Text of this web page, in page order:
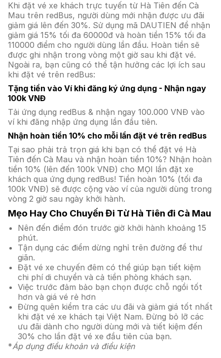
Khi đặt vé xe khách trực tuyến từ Hà Tiên đến Cà
Mau trên redBus, người dùng mới nhận được ưu đãi
giảm giá lên đến 30%. Sử dụng mã DAUTIEN để nhận
giảm giá 15% tối đa 60000đ và hoàn tiền 15% tối đa
110000 điểm cho người dùng lần đầu. Hoàn tiền sẽ
được ghi nhận trong vòng một giờ sau khi đặt vé.
Ngoài ra, bạn cũng có thể tận hưởng các lợi ích sau
khi đặt vé trên redBus:
Tặng tiền vào Ví khi đăng ký ứng dụng - Nhận ngay
100k VNĐ
Tải ứng dụng redBus & nhận ngay 100.000 VNĐ vào
ví khi đăng nhập ứng dụng lần đầu tiên.
Nhận hoàn tiền 10% cho mỗi lần đặt vé trên redBus
Tại sao phải trả trọn giá khi bạn có thể đặt vé Hà
Tiên đến Cà Mau và nhận hoàn tiền 10%? Nhận hoàn
tiền 10% (lên đến 100k VNĐ) cho MỌI lần đặt xe
khách qua ứng dụng redBus! Tiền hoàn 10% (tối đa
100k VNĐ) sẽ được cộng vào ví của người dùng trong
vòng 2 giờ sau ngày khởi hành.
Mẹo Hay Cho Chuyến Đi Từ Hà Tiên đi Cà Mau
Nên đến điểm đón trước giờ khởi hành khoảng 15
phút.
Tận dụng các điểm dừng nghỉ trên đường để thư
giãn.
Đặt vé xe chuyến đêm có thể giúp bạn tiết kiệm
chi phí di chuyển và cả tiền phòng khách sạn.
Việc trước đảm bảo bạn chọn được chỗ ngồi tốt
hơn và giá vé rẻ hơn
Đừng quên kiểm tra các ưu đãi và giảm giá tốt nhất
khi đặt vé xe khách tại Việt Nam. Đừng bỏ lỡ các
ưu đãi dành cho người dùng mới và tiết kiệm đến
30% cho lần đặt vé xe đầu tiên của bạn.
*Áp dụng điều khoản và điều kiện